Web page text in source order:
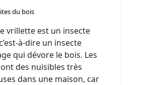
du bois
vrillette est un insecte
à-dire un insecte
qui dévore le bois. Les
des nuisibles très
dans une maison, car